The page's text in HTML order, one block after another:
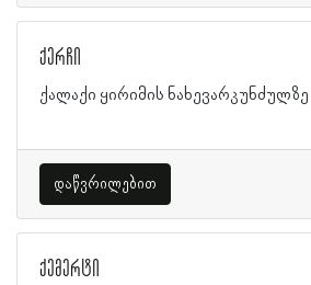
ქერჩი
ქალაქი ყირიმის ნახევარკუნძულზე
დაწვრილებით
ქემერტი